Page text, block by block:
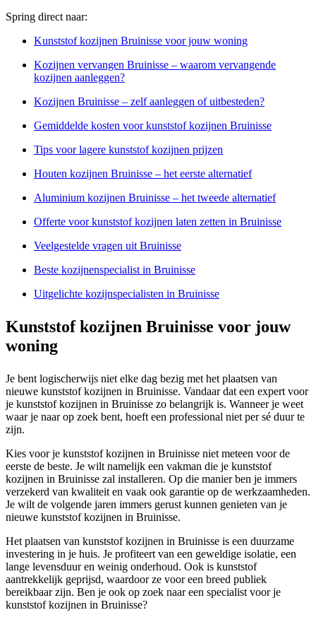
Spring direct naar:
Kunststof kozijnen Bruinisse voor jouw woning
Kozijnen vervangen Bruinisse – waarom vervangende
kozijnen aanleggen?
Kozijnen Bruinisse – zelf aanleggen of uitbesteden?
Gemiddelde kosten voor kunststof kozijnen Bruinisse
Tips voor lagere kunststof kozijnen prijzen
Houten kozijnen Bruinisse – het eerste alternatief
Aluminium kozijnen Bruinisse – het tweede alternatief
Offerte voor kunststof kozijnen laten zetten in Bruinisse
Veelgestelde vragen uit Bruinisse
Beste kozijnenspecialist in Bruinisse
Uitgelichte kozijnspecialisten in Bruinisse
Kunststof kozijnen Bruinisse voor jouw
woning
Je bent logischerwijs niet elke dag bezig met het plaatsen van
nieuwe kunststof kozijnen in Bruinisse. Vandaar dat een expert voor
je kunststof kozijnen in Bruinisse zo belangrijk is. Wanneer je weet
waar je naar op zoek bent, hoeft een professional niet per sé duur te
zijn.
Kies voor je kunststof kozijnen in Bruinisse niet meteen voor de
eerste de beste. Je wilt namelijk een vakman die je kunststof
kozijnen in Bruinisse zal installeren. Op die manier ben je immers
verzekerd van kwaliteit en vaak ook garantie op de werkzaamheden.
Je wilt de volgende jaren immers gerust kunnen genieten van je
nieuwe kunststof kozijnen in Bruinisse.
Het plaatsen van kunststof kozijnen in Bruinisse is een duurzame
investering in je huis. Je profiteert van een geweldige isolatie, een
lange levensduur en weinig onderhoud. Ook is kunststof
aantrekkelijk geprijsd, waardoor ze voor een breed publiek
bereikbaar zijn. Ben je ook op zoek naar een specialist voor je
kunststof kozijnen in Bruinisse?